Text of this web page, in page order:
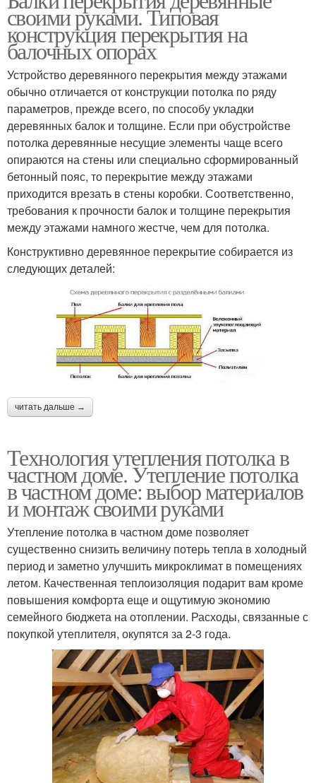
своими руками. Типовая
конструкция перекрытия на
балочных опорах
Устройство деревянного перекрытия между этажами
обычно отличается от конструкции потолка по ряду
параметров, прежде всего, по способу укладки
деревянных балок и толщине. Если при обустройстве
потолка деревянные несущие элементы чаще всего
опираются на стены или специально сформированный
бетонный пояс, то перекрытие между этажами
приходится врезать в стены коробки. Соответственно,
требования к прочности балок и толщине перекрытия
между этажами намного жестче, чем для потолка.
Конструктивно деревянное перекрытие собирается из
следующих деталей:
читать дальше →
Технология утепления потолка в
частном доме. Утепление потолка
в частном доме: выбор материалов
и монтаж своими руками
Утепление потолка в частном доме позволяет
существенно снизить величину потерь тепла в холодный
период и заметно улучшить микроклимат в помещениях
летом. Качественная теплоизоляция подарит вам кроме
повышения комфорта еще и ощутимую экономию
семейного бюджета на отоплении. Расходы, связанные с
покупкой утеплителя, окупятся за 2-3 года.